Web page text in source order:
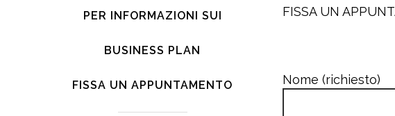
PER INFORMAZIONI SUI
BUSINESS PLAN
FISSA UN APPUNTAMENTO
FISSA UN
Nome (richiesto)